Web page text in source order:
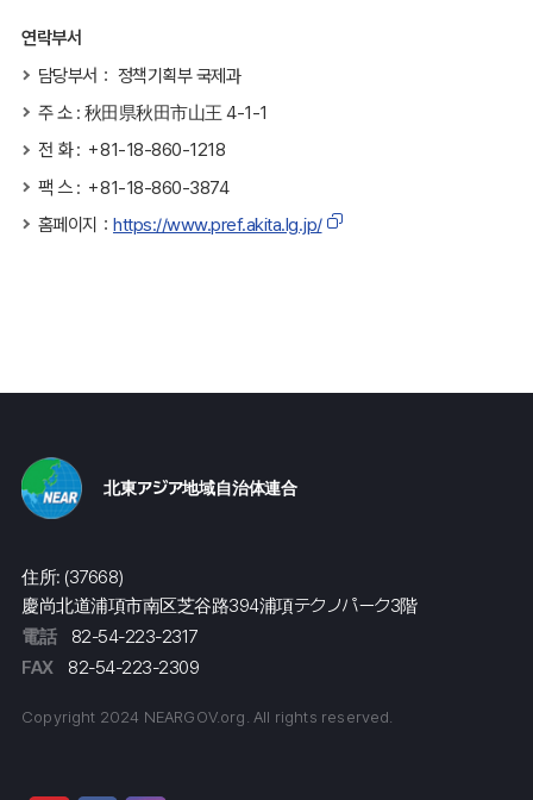
연락부서
담당부서： 정책기획부 국제과
주 소 : 秋田県秋田市山王 4-1-1
전 화 : ＋81-18-860-1218
팩 스 : ＋81-18-860-3874
홈페이지： https://www.pref.akita.lg.jp/
北東アジア地域自治体連合
住所: (37668)
慶尚北道浦項市南区芝谷路394浦項テクノパーク3階
電話
82-54-223-2317
FAX
82-54-223-2309
Copyright 2024 NEARGOV.org. All rights reserved.